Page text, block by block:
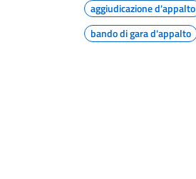
aggiudicazione d'appalto
bando di gara d'appalto